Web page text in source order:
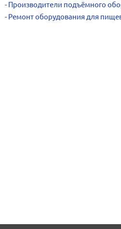
Производители подъёмного
Ремонт оборудования для